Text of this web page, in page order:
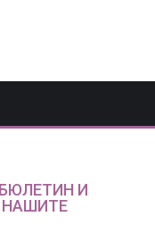
И
НАШИТЕ